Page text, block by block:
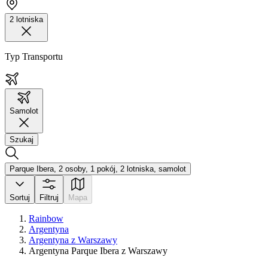
2 lotniska
Typ Transportu
Samolot
Szukaj
Parque Ibera, 2 osoby, 1 pokój, 2 lotniska, samolot
Sortuj Filtruj Mapa
Rainbow
Argentyna
Argentyna z Warszawy
Argentyna Parque Ibera z Warszawy